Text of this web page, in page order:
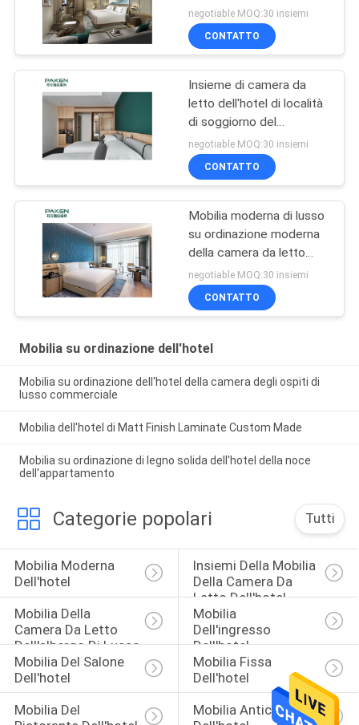
negotiable MOQ:30 insiemi
CONTATTO
Insieme di camera da
letto dell'hotel di località
di soggiorno del
compensato
negotiable MOQ:30 insiemi
CONTATTO
Mobilia moderna di lusso
su ordinazione moderna
della camera da letto
dell'hotel di cinque stelle
per il progetto superiore
dell'hotel
negotiable MOQ:30 insiemi
CONTATTO
Mobilia su ordinazione dell'hotel
Mobilia su ordinazione dell'hotel della camera degli ospiti di
lusso commerciale
Mobilia dell'hotel di Matt Finish Laminate Custom Made
Mobilia su ordinazione di legno solida dell'hotel della noce
dell'appartamento
Categorie popolari Tutti
Mobilia Moderna
Dell'hotel
Insiemi Della Mobilia
Della Camera Da
Letto Dell'hotel
Mobilia Della
Camera Da Letto
Dell'albergo Di Lusso
Mobilia
Dell'ingresso
Dell'hotel
Mobilia Del Salone
Dell'hotel
Mobilia Fissa
Dell'hotel
Mobilia Del
Mobilia Antica